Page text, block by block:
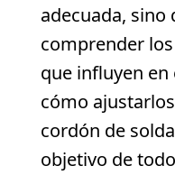
adecuada, sino
comprender
que influyen en
cómo
cordón de
objetivo de